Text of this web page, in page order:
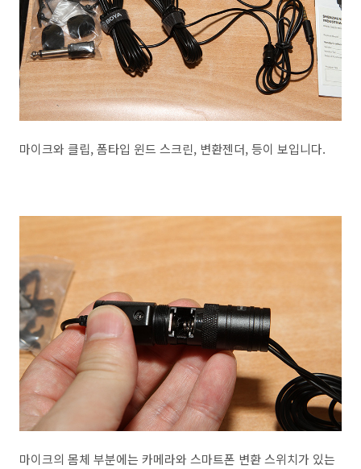
마이크와 클립, 폼타입 윈드 스크린, 변환젠더, 등이 보입니다.
마이크의 몸체 부분에는 카메라와 스마트폰 변환 스위치가 있는